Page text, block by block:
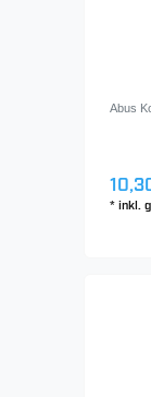
Abus
*inkl.